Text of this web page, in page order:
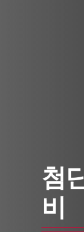
첨
비